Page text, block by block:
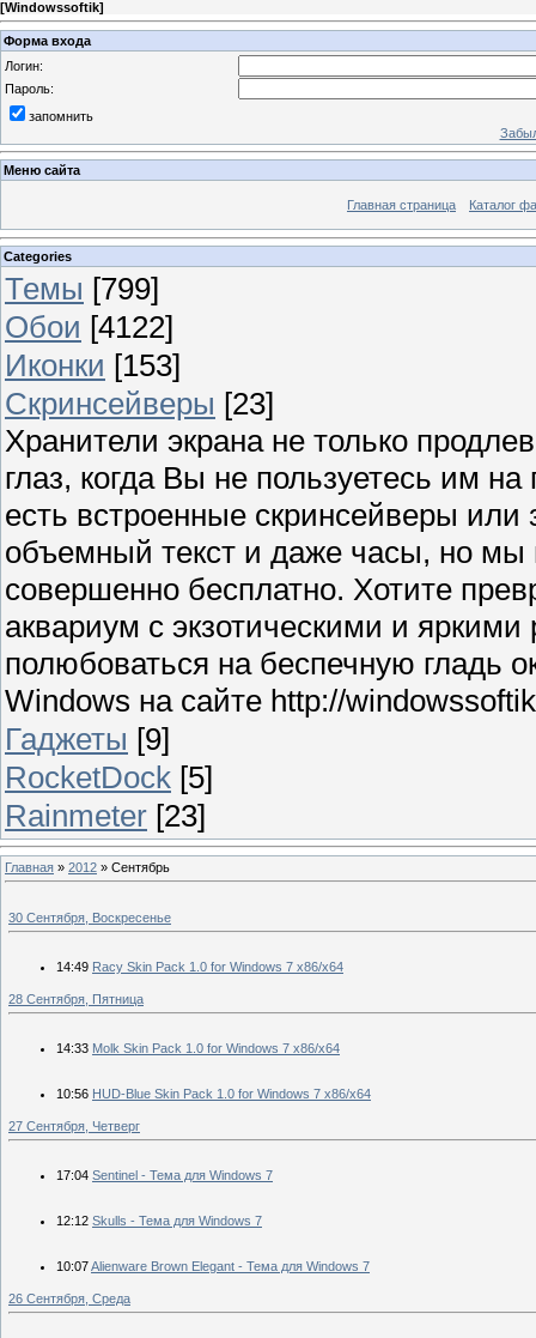
[Windowssoftik]
Форма входа
Логин:
Пароль:
запомнить
Меню сайта
Главная страница Каталог
Categories
Темы [799]
Обои [4122]
Иконки [153]
Скринсейверы [23]
Хранители экрана не только
глаз, когда Вы не пользуетесь им
есть встроенные скринсейверы или
объемный текст и даже часы, но мы
совершенно бесплатно. Хотите
аквариум с экзотическими и
полюбоваться на беспечную гладь
Windows на сайте http://
Гаджеты [9]
RocketDock [5]
Rainmeter [23]
Главная » 2012 » Сентябрь
30 Сентября, Воскресенье
14:49 Racy Skin Pack 1.0 for Windows 7 x86/x64
28 Сентября, Пятница
14:33 Molk Skin Pack 1.0 for Windows 7 x86/x64
10:56 HUD-Blue Skin Pack 1.0 for Windows 7 x86/x64
27 Сентября, Четверг
17:04 Sentinel - Тема для Windows 7
12:12 Skulls - Тема для Windows 7
10:07Alienware Brown Elegant - Тема для Windows 7
26 Сентября, Среда